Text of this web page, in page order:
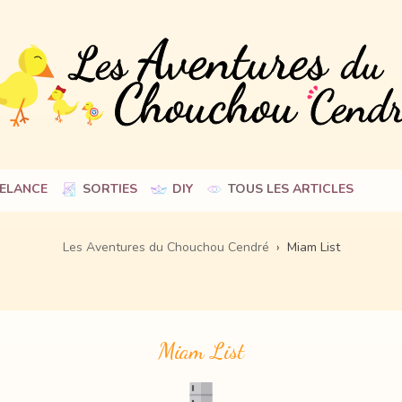
to
content
SORTIES DIY TOUS LES ARTICLES
Les Aventures du Chouchou Cendré › Miam List
Miam List